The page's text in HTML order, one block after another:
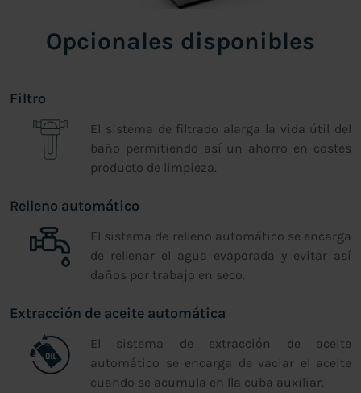
Opcionales disponibles
Filtro
El sistema de filtrado alarga la vida útil del
baño permitiendo así un ahorro en costes
producto de limpieza.
Relleno automático
El sistema de relleno automático se encarga
de rellenar el agua evaporada y evitar así
daños por trabajo en seco.
Extracción de aceite automática
El sistema de extracción de aceite
automático se encarga de vaciar el aceite
cuando se acumula en lla cuba auxiliar.